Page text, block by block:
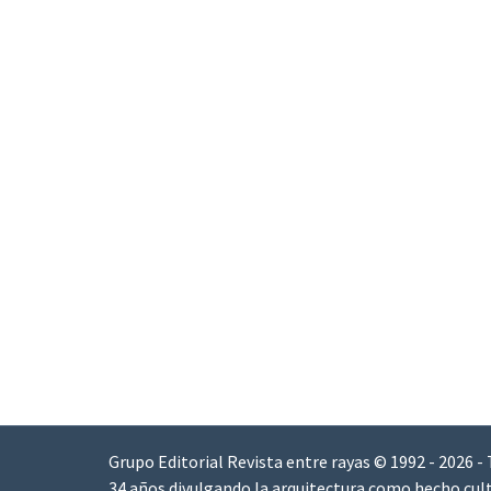
Grupo Editorial Revista entre rayas © 1992 - 2026 -